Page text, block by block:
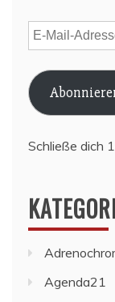
E-
Mail-
Adresse
Schließe dich
Agenda21